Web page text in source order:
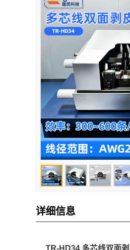
详细信息
TR-HD34 多芯线双面